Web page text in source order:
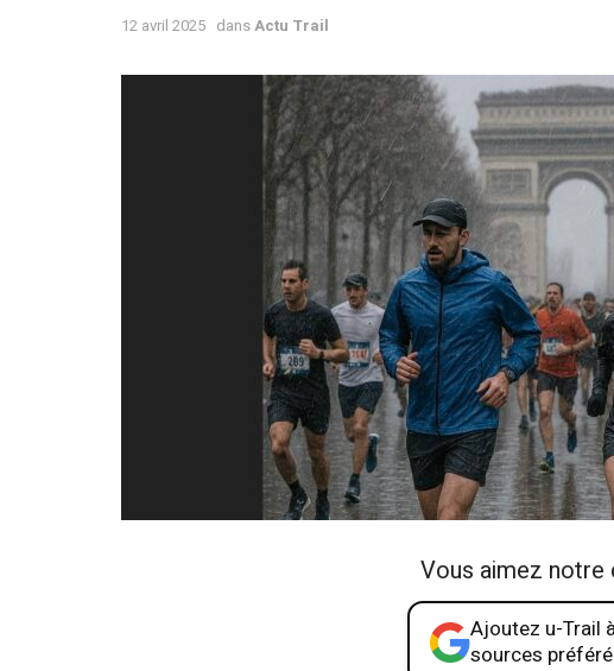
12 avril 2025 dansActu Trail
Vous aimez notre
Ajoutez u-Trail
sources